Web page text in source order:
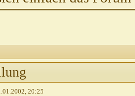
20:25